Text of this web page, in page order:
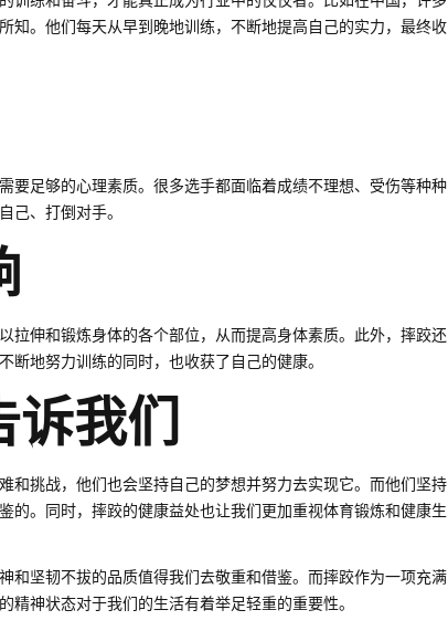
知。他们每天从早到晚地训练，不断地提高自己的实力，最终收
要足够的心理素质。很多选手都面临着成绩不理想、受伤等种种
己、打倒对手。
拉伸和锻炼身体的各个部位，从而提高身体素质。此外，摔跤还
地努力训练的同时，也收获了自己的健康。
诉我们
和挑战，他们也会坚持自己的梦想并努力去实现它。而他们坚持
的。同时，摔跤的健康益处也让我们更加重视体育锻炼和健康生
和坚韧不拔的品质值得我们去敬重和借鉴。而摔跤作为一项充满
神状态对于我们的生活有着举足轻重的重要性。